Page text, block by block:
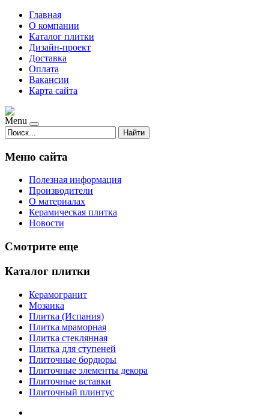
Главная
О компании
Каталог плитки
Дизайн-проект
Доставка
Оплата
Вакансии
Карта сайта
Menu
Найти
Меню сайта
Полезная информация
Производители
О материалах
Керамическая плитка
Новости
Смотрите еще
Каталог плитки
Керамогранит
Мозаика
Плитка (Испания)
Плитка мраморная
Плитка стеклянная
Плитка для ступеней
Плиточные бордюры
Плиточные элементы декора
Плиточные вставки
Плиточный плинтус